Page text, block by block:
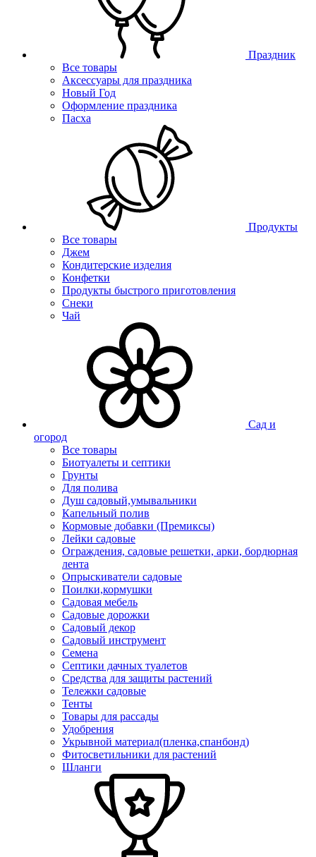
Праздник
Все товары
Аксессуары для праздника
Новый Год
Оформление праздника
Пасха
Продукты
Все товары
Джем
Кондитерские изделия
Конфетки
Продукты быстрого приготовления
Снеки
Чай
Сад и
огород
Все товары
Биотуалеты и септики
Грунты
Для полива
Душ садовый,умывальники
Капельный полив
Кормовые добавки (Премиксы)
Лейки садовые
Ограждения, садовые решетки, арки, бордюрная
лента
Опрыскиватели садовые
Поилки,кормушки
Садовая мебель
Садовые дорожки
Садовый декор
Садовый инструмент
Семена
Септики дачных туалетов
Средства для защиты растений
Тележки садовые
Тенты
Товары для рассады
Удобрения
Укрывной материал(пленка,спанбонд)
Фитосветильники для растений
Шланги